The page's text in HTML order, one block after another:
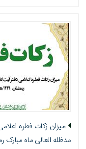
میزان زکات فطره
مدظله العالی ماه مبارک